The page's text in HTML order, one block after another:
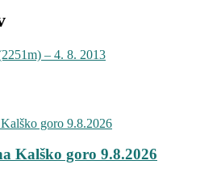
– 4. 8. 2013
Kalško goro 9.8.2026